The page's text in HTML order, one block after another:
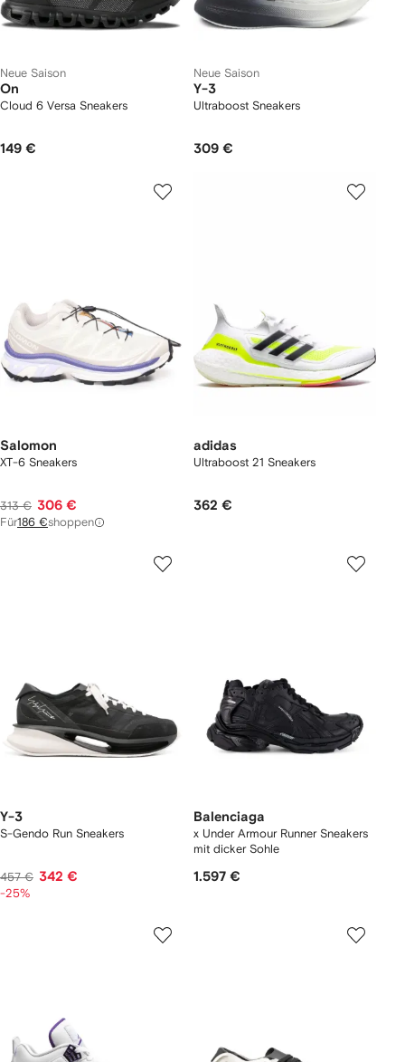
Neue Saison
On
Cloud 6 Versa Sneakers
149 €
Neue Saison
Y-3
Ultraboost Sneakers
309 €
Salomon
XT-6 Sneakers
313 € 306 €
Für186 €shoppen
adidas
Ultraboost 21 Sneakers
362 €
Y-3
S-Gendo Run Sneakers
457 € 342 €
-25%
Balenciaga
x Under Armour Runner Sneakers
mit dicker Sohle
1.597 €